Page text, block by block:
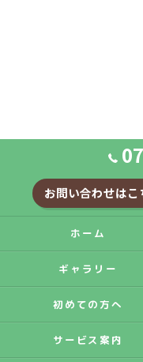
お問い合わせはこ
ホーム
ギャラリー
初めての方へ
サービス案内